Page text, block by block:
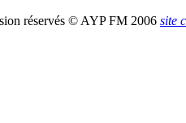
réservés © AYP FM 2006 site